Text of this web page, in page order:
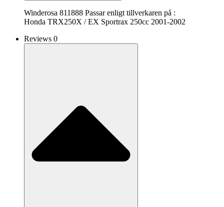
Winderosa 811888 Passar enligt tillverkaren på :
Honda TRX250X / EX Sportrax 250cc 2001-2002
Reviews 0